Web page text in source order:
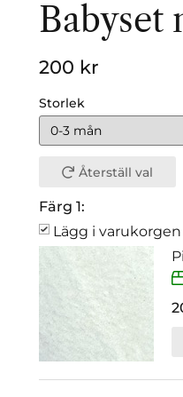
Babyset
200 kr
Storlek
Återställ val
Färg 1:
Lägg i varukorgen